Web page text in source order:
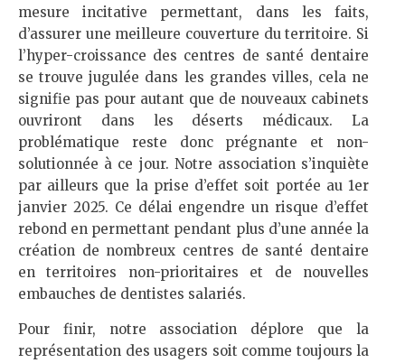
mesure incitative permettant, dans les faits,
d’assurer une meilleure couverture du territoire. Si
l’hyper-croissance des centres de santé dentaire
se trouve jugulée dans les grandes villes, cela ne
signifie pas pour autant que de nouveaux cabinets
ouvriront dans les déserts médicaux. La
problématique reste donc prégnante et non-
solutionnée à ce jour. Notre association s’inquiète
par ailleurs que la prise d’effet soit portée au 1er
janvier 2025. Ce délai engendre un risque d’effet
rebond en permettant pendant plus d’une année la
création de nombreux centres de santé dentaire
en territoires non-prioritaires et de nouvelles
embauches de dentistes salariés.
Pour finir, notre association déplore que la
représentation des usagers soit comme toujours la